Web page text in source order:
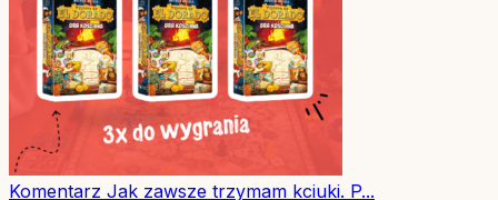
Komentarz Jak zawsze trzymam kciuki. P...